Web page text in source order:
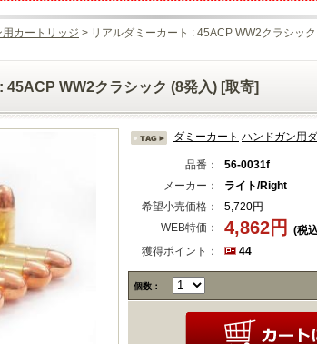
カートリッジ > リアルダミーカート : 45ACP WW2クラシッ
45ACP WW2クラシック (8発入) [取寄]
ダミーカート ハンドガン用
品番：
56-0031f
メーカー：
ライト/Right
希望小売価格：
5,720円
WEB特価：
4,862円
(税
獲得ポイント：
44
個数：